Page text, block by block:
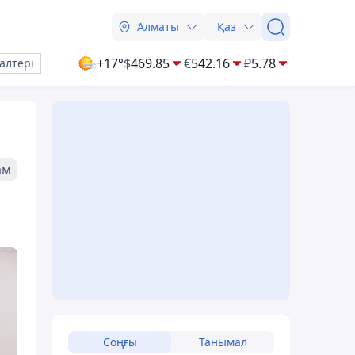
Алматы Қаз
+17°$469.85 €542.16 ₽5.78
Соңғы Танымал